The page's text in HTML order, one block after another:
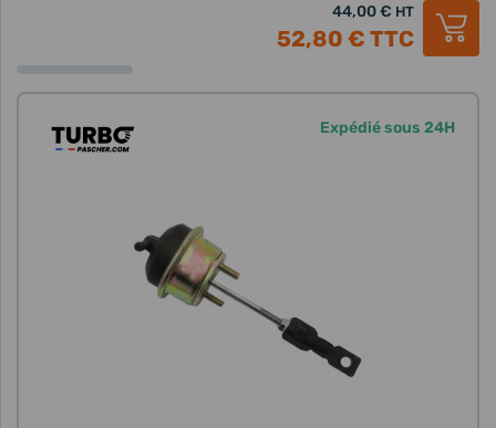
44,00 € HT
52,80 € TTC
Expédié sous 24H